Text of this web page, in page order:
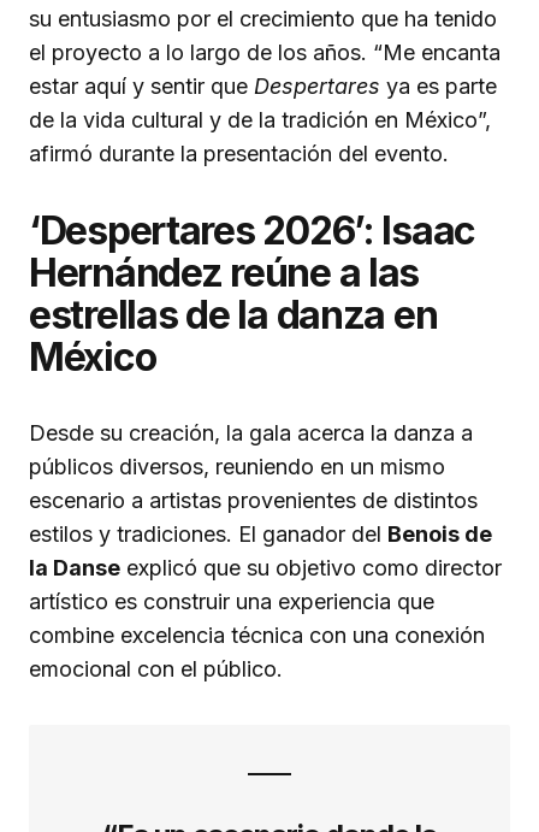
su entusiasmo por el crecimiento que ha tenido
el proyecto a lo largo de los años. “Me encanta
estar aquí y sentir que Despertares ya es parte
de la vida cultural y de la tradición en México”,
afirmó durante la presentación del evento.
‘Despertares 2026’: Isaac
Hernández reúne a las
estrellas de la danza en
México
Desde su creación, la gala acerca la danza a
públicos diversos, reuniendo en un mismo
escenario a artistas provenientes de distintos
estilos y tradiciones. El ganador del Benois de
la Danse explicó que su objetivo como director
artístico es construir una experiencia que
combine excelencia técnica con una conexión
emocional con el público.